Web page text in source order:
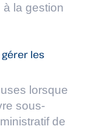
la gestion
les
lorsque
sous-
de